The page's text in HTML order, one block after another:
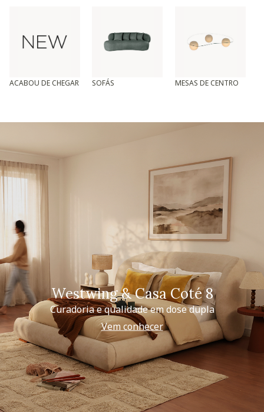
ACABOU DE CHEGAR SOFÁS MESAS DE CENTRO
Westwing & Casa Coté 8
Curadoria e qualidade em dose dupla
Vem conhecer